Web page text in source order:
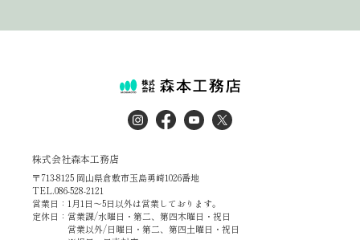
株式会社森本工務店
〒713-8125 岡山県倉敷市玉島勇崎1026番地
TEL.086-528-2121
営業日：1月1日～5日以外は営業しております。
定休日：営業課/水曜日・第二、第四木曜日・祝日
営業以外/日曜日・第二、第四土曜日・祝日